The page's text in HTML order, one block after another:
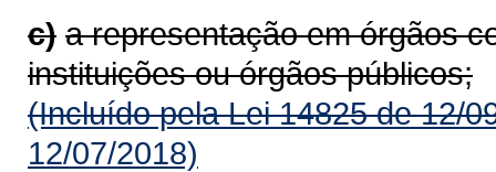
c) a representação em órgãos
instituições ou órgãos públicos;
(Incluído pela Lei 14825 de 12/
12/07/2018)